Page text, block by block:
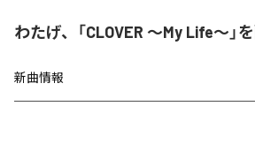
わたげ、「CLOVER ～My Life～」
新曲情報